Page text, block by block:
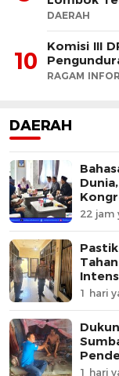
DAERAH
10
Komisi III
RAGAM
DAERAH
22 jam
1 hari
1 hari